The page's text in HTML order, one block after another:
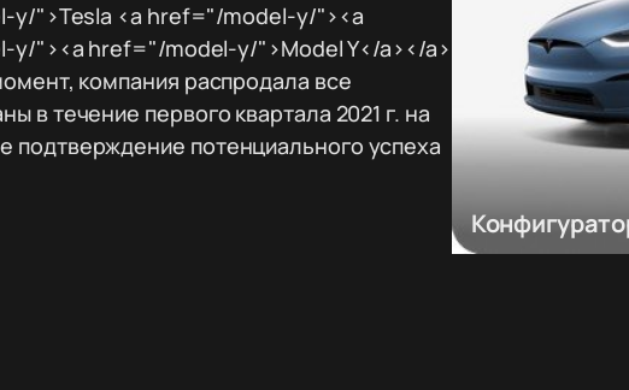
">Tesla <a href="/model-y/"><a
"><a href="/model-y/">Model Y</a></a>
компания распродала все
в течение первого квартала 2021 г. на
подтверждение потенциального успеха